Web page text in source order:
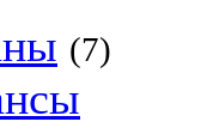
(7)